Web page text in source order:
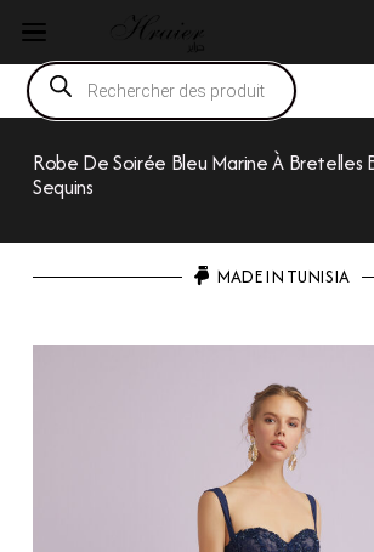
Recherche
de
produits
Robe De Soirée Bleu Marine À Bretelles
Sequins
MADE IN TUNISIA